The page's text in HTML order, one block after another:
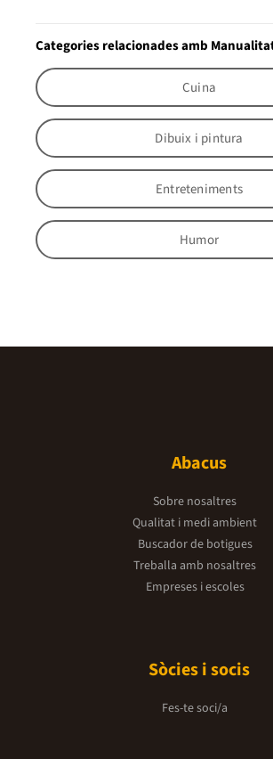
Categories relacionades amb
Cuina
Dibuix i pintura
Entreteniments
Humor
Abacus
Sobre nosaltres
Qualitat i medi ambient
Buscador de botigues
Treballa amb nosaltres
Empreses i escoles
Sòcies i socis
Fes-te soci/a